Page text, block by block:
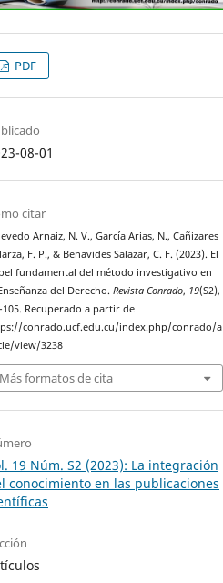
PDF
08-01
citar
Arnaiz, N. V., García Arias, N., Cañizares
F. P., & Benavides Salazar, C. F. (2023). El
fundamental del método investigativo en
del Derecho.Revista Conrado, 19(S2),
Recuperado a partir de
conrado.ucf.edu.cu/index.php/conrado/a
view/3238
Más formatos de cita
19 Núm. S2 (2023): La integración
conocimiento en las publicaciones